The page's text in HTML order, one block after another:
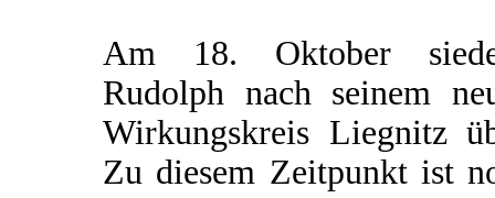
Am 18. Oktober
Rudolph nach seinem
Wirkungskreis Liegnitz
Zu diesem Zeitpunkt ist